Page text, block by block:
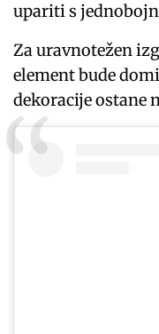
upariti s
Za uravnotežen
element bude
dekoracije ostane